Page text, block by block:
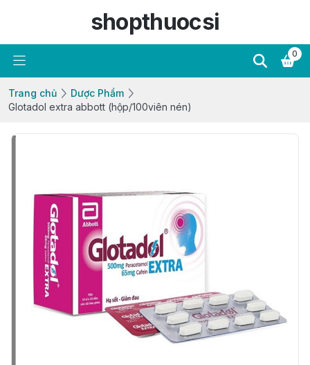
shopthuocsi
0
Trang chủ
Dược Phẩm
Glotadol extra abbott (hộp/100viên nén)